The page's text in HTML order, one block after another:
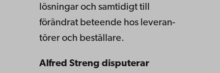
lösningar och samtidigt till
förändrat beteende hos leveran­
törer och beställare.
Alfred Streng disputerar